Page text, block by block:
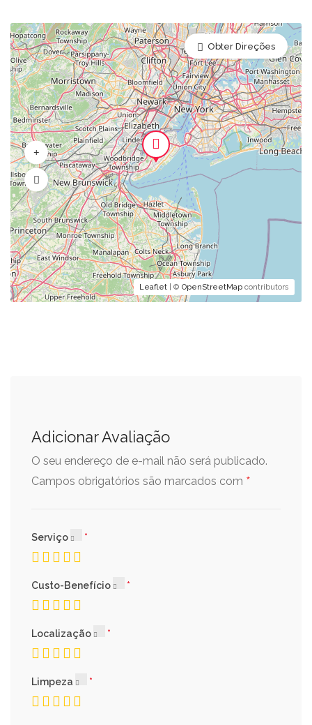
Leaflet | © OpenStreetMap contributors
Obter Direções
Adicionar Avaliação
O seu endereço de e-mail não será publicado.
Campos obrigatórios são marcados com *
Serviço
Custo-Benefício
Localização
Limpeza